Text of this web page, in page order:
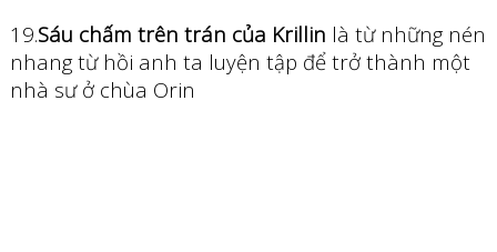
19.Sáu chấm trên trán của Krillin là từ những nén
nhang từ hồi anh ta luyện tập để trở thành một
nhà sư ở chùa Orin